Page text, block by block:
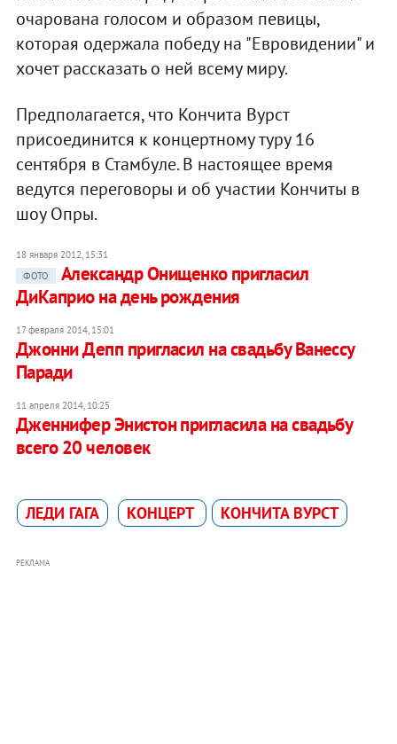
очарована голосом и образом певицы,
которая одержала победу на "Евровидении" и
хочет рассказать о ней всему миру.
Предполагается, что Кончита Вурст
присоединится к концертному туру 16
сентября в Стамбуле. В настоящее время
ведутся переговоры и об участии Кончиты в
шоу Опры.
18 января 2012, 15:31
ФОТО
Александр Онищенко пригласил
ДиКаприо на день рождения
17 февраля 2014, 15:01
Джонни Депп пригласил на свадьбу Ванессу
Паради
11 апреля 2014, 10:25
Дженнифер Энистон пригласила на свадьбу
всего 20 человек
ЛЕДИ ГАГА КОНЦЕРТ КОНЧИТА ВУРСТ
РЕКЛАМА